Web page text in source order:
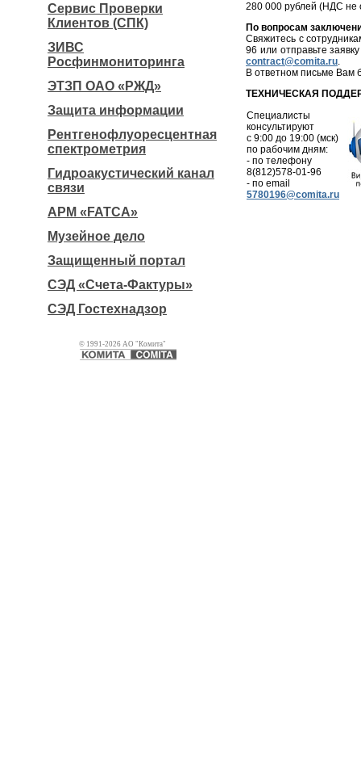
Сервис Проверки
Клиентов (СПК)
ЗИВС
Росфинмониторинга
ЭТЗП ОАО «РЖД»
Защита информации
Рентгенофлуоресцентная
спектрометрия
Гидроакустический канал
связи
АРМ «FATCA»
Музейное дело
Защищенный портал
СЭД «Счета-Фактуры»
СЭД Гостехнадзор
280 000 рублей (НДС не
По вопросам
Свяжитесь с
96 или отправьте
contract@comita.ru.
В ответном письме Вам
ТЕХНИЧЕСКАЯ
Специалисты
консультируют
с 9:00 до 19:00 (мск)
по рабочим дням:
- по телефону
8(812)578-01-96
- по email
5780196@comita.ru
© 1991-2026 АО "Комита"